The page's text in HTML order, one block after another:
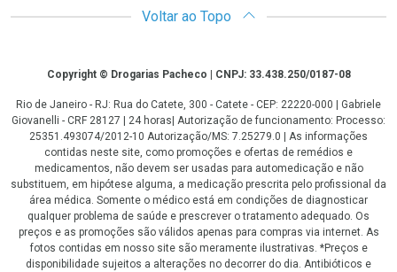
Voltar ao Topo
CopyrightCopyright © Drogarias Pacheco | CNPJ: 33.438.250/0187-08
Rio de Janeiro - RJ: Rua do Catete, 300 - Catete - CEP: 22220-000 | Gabriele
Giovanelli - CRF 28127 | 24 horas| Autorização de funcionamento: Processo:
25351.493074/2012-10 Autorização/MS: 7.25279.0 | As informações
contidas neste site, como promoções e ofertas de remédios e
medicamentos, não devem ser usadas para automedicação e não
substituem, em hipótese alguma, a medicação prescrita pelo profissional da
área médica. Somente o médico está em condições de diagnosticar
qualquer problema de saúde e prescrever o tratamento adequado. Os
preços e as promoções são válidos apenas para compras via internet. As
fotos contidas em nosso site são meramente ilustrativas. *Preços e
disponibilidade sujeitos a alterações no decorrer do dia. Antibióticos e